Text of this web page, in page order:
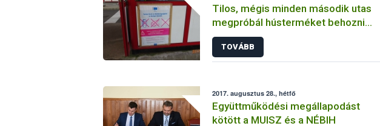
Tilos, mégis minden második utas
megpróbál hústerméket behozni
Ukrajnából
TOVÁBB
2017. augusztus 28., hétfő
Együttműködési megállapodást
kötött a MUISZ és a NÉBIH